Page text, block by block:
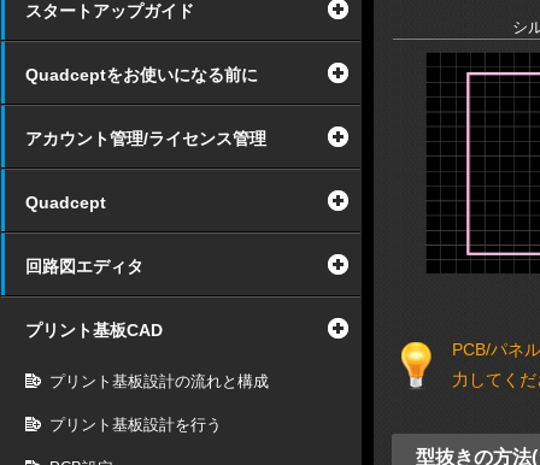
スタートアップガイド
Quadceptをお使いになる前に
アカウント管理/ライセンス管理
Quadcept
回路図エディタ
プリント基板CAD
プリント基板設計の流れと構成
プリント基板設計を行う
シ
PCB/パネ
力してく
型抜きの方法